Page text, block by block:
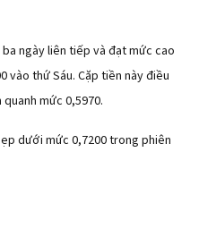
ngày liên tiếp và đạt mức cao
vào thứ Sáu. Cặp tiền này điều
mức 0,5970.
dưới mức 0,7200 trong phiên